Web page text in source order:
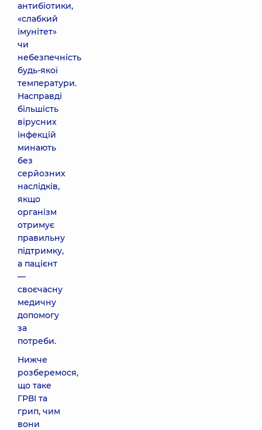
антибіотики,
«слабкий
імунітет»
чи
небезпечність
будь-якої
температури.
Насправді
більшість
вірусних
інфекцій
минають
без
серйозних
наслідків,
якщо
організм
отримує
правильну
підтримку,
а пацієнт
—
своєчасну
медичну
допомогу
за
потреби.
Нижче
розберемося,
що таке
ГРВІ та
грип, чим
вони